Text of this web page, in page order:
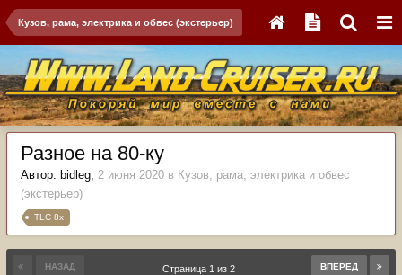
Кузов, рама, электрика и обвес (экстерьер)
Разное на 80-ку
Автор: bidleg, 2 июня 2020 в Кузов, рама, электрика и обвес
(экстерьер)
TLC 8x
НАЗАД ВПЕРЁД
Страница 1 из 2